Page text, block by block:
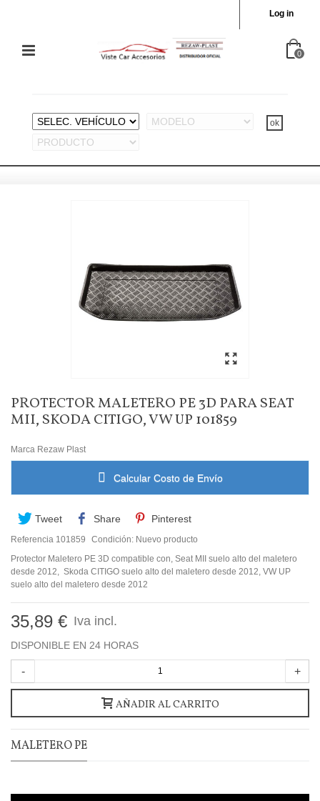
Log in
0
PROTECTOR MALETERO PE 3D PARA SEAT
MII, SKODA CITIGO, VW UP 101859
Marca Rezaw Plast
Calcular Costo de Envío
Tweet Share Pinterest
Referencia 101859 Condición: Nuevo producto
Protector Maletero PE 3D compatible con, Seat MII suelo alto del maletero
desde 2012, Skoda CITIGO suelo alto del maletero desde 2012, VW UP
suelo alto del maletero desde 2012
35,89 € Iva incl.
DISPONIBLE EN 24 HORAS
- +
AÑADIR AL CARRITO
MALETERO PE